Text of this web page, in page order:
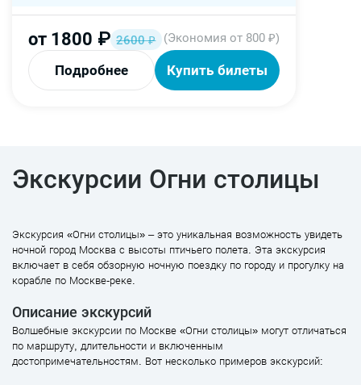
от 1800 ₽ 2600₽ (Экономия от 800 ₽)
Подробнее Купить билеты
Экскурсии Огни столицы
Экскурсия «Огни столицы» – это уникальная возможность увидеть
ночной город Москва с высоты птичьего полета. Эта экскурсия
включает в себя обзорную ночную поездку по городу и прогулку на
корабле по Москве-реке.
Описание экскурсий
Волшебные экскурсии по Москве «Огни столицы» могут отличаться
по маршруту, длительности и включенным
достопримечательностям. Вот несколько примеров экскурсий: